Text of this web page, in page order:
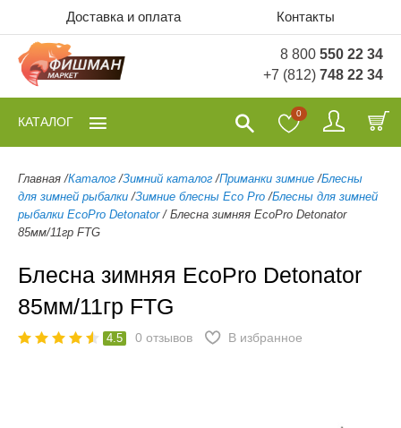
Доставка и оплата Контакты
8 800 550 22 34
+7 (812) 748 22 34
0
КАТАЛОГ
Главная /Каталог /Зимний каталог /Приманки зимние /Блесны
для зимней рыбалки /Зимние блесны Eco Pro /Блесны для зимней
рыбалки EcoPro Detonator / Блесна зимняя EcoPro Detonator
85мм/11гр FTG
Блесна зимняя EcoPro Detonator
85мм/11гр FTG
4.5 0 отзывов В избранное